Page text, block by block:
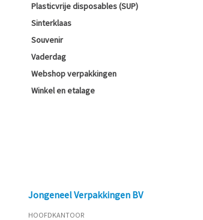
Plasticvrije disposables (SUP)
Sinterklaas
Souvenir
Vaderdag
Webshop verpakkingen
Winkel en etalage
Jongeneel Verpakkingen BV
HOOFDKANTOOR